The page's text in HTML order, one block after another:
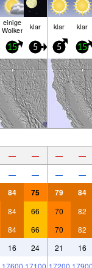
einige
Wolken klar klar klar
15 5 5 15
— — — —
— — — —
84 75 79 84
84 66 70 82
84 66 70 82
16 24 21 16
17600 17100 17200 17900